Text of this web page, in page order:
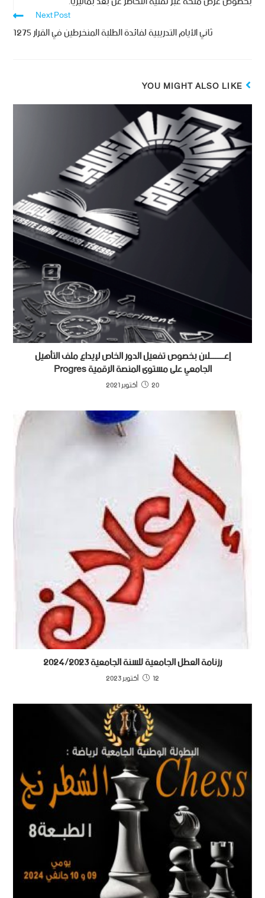
Next Post
ثاني الأيام التدريبية لفائدة الطلبة المنخرطين في القرار 1275
YOU MIGHT ALSO LIKE
إعــــــــلان بخصوص تفعيل الدور الخاص لإيداع ملف التأهيل
الجامعي على مستوى المنصة الرقمية Progres
20 أكتوبر 2021
رزنامة العطل الجامعية للسنة الجامعية 2024/2023
12 أكتوبر 2023